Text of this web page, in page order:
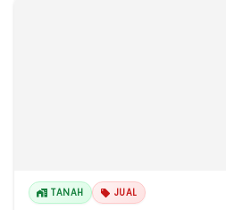
TANAH JUAL